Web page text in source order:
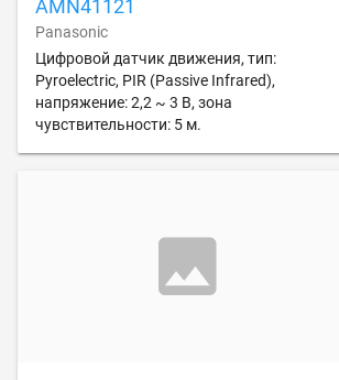
AMN41121
Panasonic
Цифровой датчик движения, тип:
Pyroelectric, PIR (Passive Infrared),
напряжение: 2,2 ~ 3 В, зона
чувствительности: 5 м.